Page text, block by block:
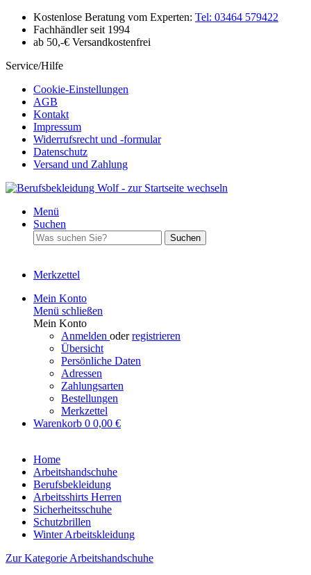
Kostenlose Beratung vom Experten: Tel: 03464 579422
Fachhändler seit 1994
ab 50,-€ Versandkostenfrei
Service/Hilfe
Cookie-Einstellungen
AGB
Kontakt
Impressum
Widerrufsrecht und -formular
Datenschutz
Versand und Zahlung
Menü
Suchen
Suchen
Merkzettel
Mein Konto
Menü schließen
Mein Konto
Anmelden oderregistrieren
Übersicht
Persönliche Daten
Adressen
Zahlungsarten
Bestellungen
Merkzettel
Warenkorb 0 0,00 €
Home
Arbeitshandschuhe
Berufsbekleidung
Arbeitsshirts Herren
Sicherheitsschuhe
Schutzbrillen
Winter Arbeitskleidung
Zur Kategorie Arbeitshandschuhe